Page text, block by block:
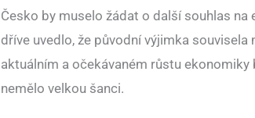
Česko by muselo žádat o další souhlas
dříve uvedlo, že původní výjimka
aktuálním a očekávaném růstu
nemělo velkou šanci.